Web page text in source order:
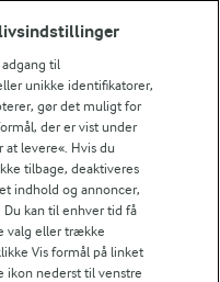
for Arla Foods
for Jörd
for Lurpak PB
til
unikke identifikatorer,
gør det muligt for
der er vist under
at levere«. Hvis du
tilbage, deaktiveres
indhold og annoncer,
kan til enhver tid få
valg eller trække
Vis formål på linket
ikon nederst til venstre